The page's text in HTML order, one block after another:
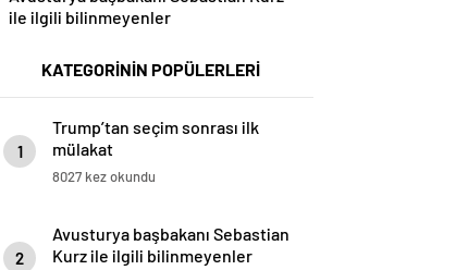
ile ilgili bilinmeyenler
KATEGORİNİN POPÜLERLERİ
1
Trump’tan seçim sonrası ilk
mülakat
8027 kez okundu
2
Avusturya başbakanı Sebastian
Kurz ile ilgili bilinmeyenler